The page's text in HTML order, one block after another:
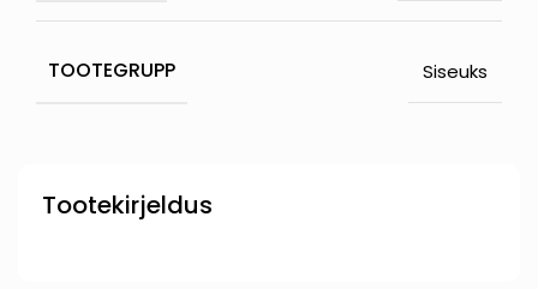
Tootekirjeldus
TOOTEGRUPP Siseuks